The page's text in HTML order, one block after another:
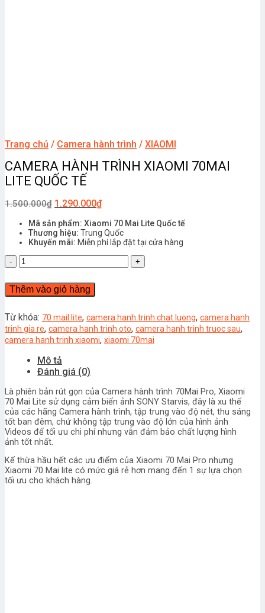
Trang chủ / Camera hành trình / XIAOMI
CAMERA HÀNH TRÌNH XIAOMI 70MAI
LITE QUỐC TẾ
1.500.000₫ 1.290.000₫
Mã sản phẩm: Xiaomi 70 Mai Lite Quốc tế
Thương hiệu: Trung Quốc
Khuyến mãi: Miễn phí lắp đặt tại cửa hàng
CAMERA
HÀNH
TRÌNH
XIAOMI
LITE
QUỐC
TẾ
lượng
Thêm vào giỏ hàng
Từ khóa: 70 mail lite, camera hanh trinh chat luong, camera hanh
trinh gia re, camera hanh trinh oto, camera hanh trinh truoc sau,
camera hanh trinh xiaomi, xiaomi 70mai
Mô tả
Đánh giá (0)
Là phiên bản rút gọn của Camera hành trình 70Mai Pro, Xiaomi
70 Mai Lite sử dụng cảm biến ảnh SONY Starvis, đây là xu thế
của các hãng Camera hành trình, tập trung vào độ nét, thu sáng
tốt ban đêm, chứ không tập trung vào độ lớn của hình ảnh
Videos để tối ưu chi phí nhưng vẫn đảm bảo chất lượng hình
ảnh tốt nhất.
Kế thừa hầu hết các ưu điểm của Xiaomi 70 Mai Pro nhưng
Xiaomi 70 Mai lite có mức giá rẻ hơn mang đến 1 sự lựa chọn
tối ưu cho khách hàng.